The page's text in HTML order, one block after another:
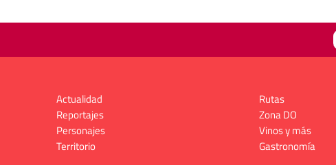
Actualidad
Reportajes
Personajes
Territorio
Rutas
Zona DO
Vinos y más
Gastronomía